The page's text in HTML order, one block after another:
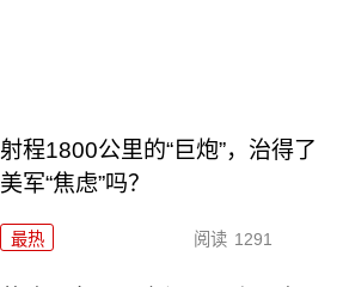
射程1800公里的“巨炮”，治得了
美军“焦虑”吗？
最热 阅读 1291